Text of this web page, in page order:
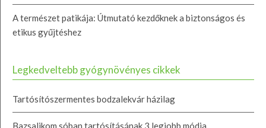
A természet patikája: Útmutató kezdőknek a biztonságos és
etikus gyűjtéshez
Legkedveltebb gyógynövényes cikkek
Tartósítószermentes bodzalekvár házilag
Bazsalikom sóban tartósításának 3 legjobb módja